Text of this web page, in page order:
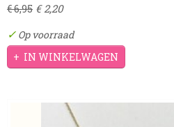
€ 6,95 € 2,20
✓ Op voorraad
IN WINKELWAGEN